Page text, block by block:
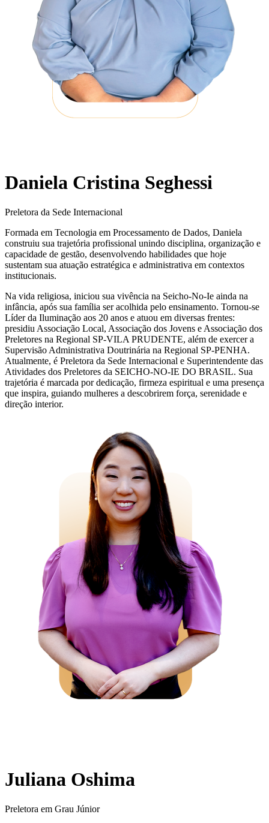
Daniela Cristina Seghessi
Preletora da Sede Internacional
Formada em Tecnologia em Processamento de Dados, Daniela
construiu sua trajetória profissional unindo disciplina, organização e
capacidade de gestão, desenvolvendo habilidades que hoje
sustentam sua atuação estratégica e administrativa em contextos
institucionais.
Na vida religiosa, iniciou sua vivência na Seicho-No-Ie ainda na
infância, após sua família ser acolhida pelo ensinamento. Tornou-se
Líder da Iluminação aos 20 anos e atuou em diversas frentes:
presidiu Associação Local, Associação dos Jovens e Associação dos
Preletores na Regional SP-VILA PRUDENTE, além de exercer a
Supervisão Administrativa Doutrinária na Regional SP-PENHA.
Atualmente, é Preletora da Sede Internacional e Superintendente das
Atividades dos Preletores da SEICHO-NO-IE DO BRASIL. Sua
trajetória é marcada por dedicação, firmeza espiritual e uma presença
que inspira, guiando mulheres a descobrirem força, serenidade e
direção interior.
Juliana Oshima
Preletora em Grau Júnior